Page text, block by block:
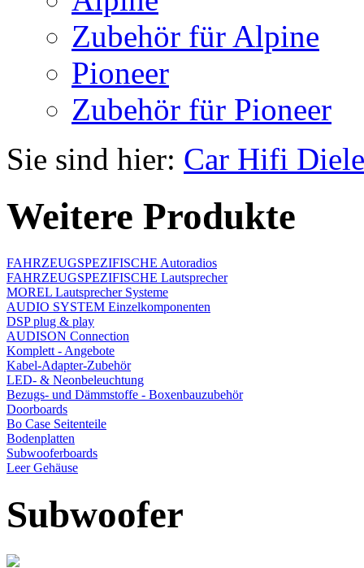
Zubehör für Alpine
Pioneer
Zubehör für Pioneer
Sie sind hier: Car Hifi
Weitere Produkte
FAHRZEUGSPEZIFISCHE Autoradios
FAHRZEUGSPEZIFISCHE Lautsprecher
MOREL Lautsprecher Systeme
AUDIO SYSTEM Einzelkomponenten
DSP plug & play
AUDISON Connection
Komplett - Angebote
Kabel-Adapter-Zubehör
LED- & Neonbeleuchtung
Bezugs- und Dämmstoffe - Boxenbauzubehör
Doorboards
Bo Case Seitenteile
Bodenplatten
Subwooferboards
Leer Gehäuse
Subwoofer